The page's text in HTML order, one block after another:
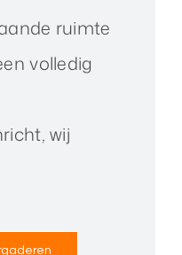
ruimte
volledig
wij